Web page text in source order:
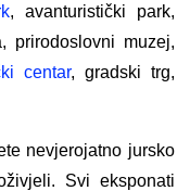
, avanturistički park,
prirodoslovni muzej,
centar, gradski trg,
nevjerojatno jursko
Svi eksponati